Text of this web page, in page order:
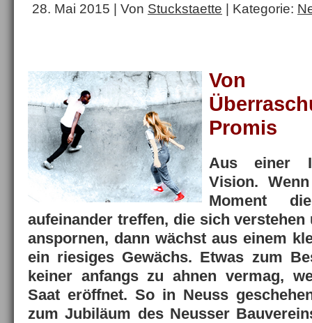
28. Mai 2015 | Von Stuckstaette | Kategorie:
Von
Promis
Aus einer
Vision.
Moment
aufeinander treffen, die sich
anspornen, dann wächst aus einem
ein riesiges Gewächs. Etwas zum
keiner anfangs zu ahnen vermag,
Saat eröffnet. So in Neuss
zum Jubiläum des Neusser